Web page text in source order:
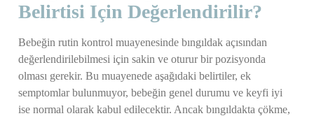
Belirtisi Için Değerlendirilir?
Bebeğin rutin kontrol muayenesinde bıngıldak açısından
değerlendirilebilmesi için sakin ve oturur bir pozisyonda
olması gerekir. Bu muayenede aşağıdaki belirtiler, ek
semptomlar bulunmuyor, bebeğin genel durumu ve keyfi iyi
ise normal olarak kabul edilecektir. Ancak bıngıldakta çökme,